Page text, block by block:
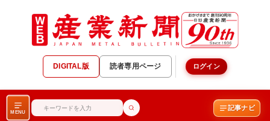
DIGITAL版 読者専用ページ ログイン
MENU
記事ナビ